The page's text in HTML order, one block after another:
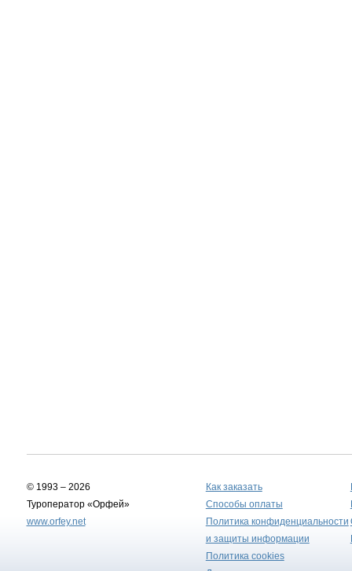
© 1993 – 2026
Туроператор «Орфей»
www.orfey.net
Как заказать
Способы оплаты
Политика конфиденциальности
и защиты информации
Политика cookies